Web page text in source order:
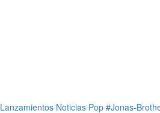
Lanzamientos Noticias Pop #Jonas-